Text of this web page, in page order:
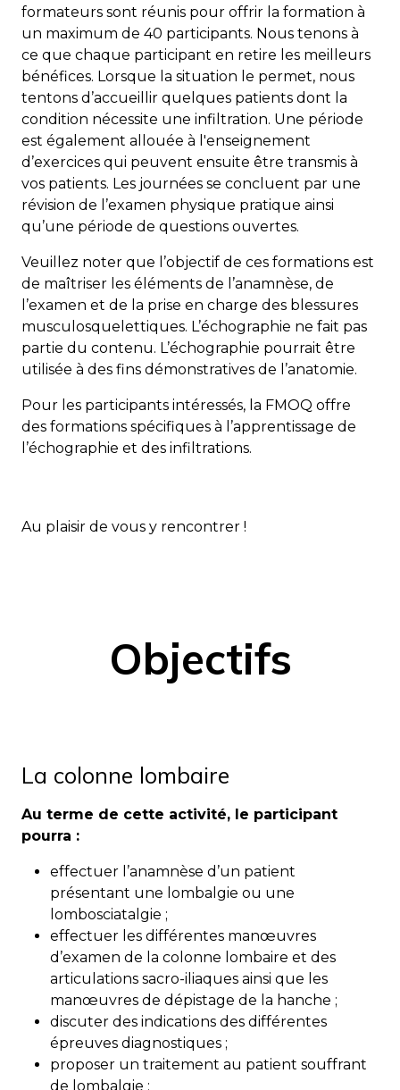
formateurs sont réunis pour offrir la formation à
un maximum de 40 participants. Nous tenons à
ce que chaque participant en retire les meilleurs
bénéfices. Lorsque la situation le permet, nous
tentons d’accueillir quelques patients dont la
condition nécessite une infiltration. Une période
est également allouée à l'enseignement
d’exercices qui peuvent ensuite être transmis à
vos patients. Les journées se concluent par une
révision de l’examen physique pratique ainsi
qu’une période de questions ouvertes.
Veuillez noter que l’objectif de ces formations est
de maîtriser les éléments de l’anamnèse, de
l’examen et de la prise en charge des blessures
musculosquelettiques. L’échographie ne fait pas
partie du contenu. L’échographie pourrait être
utilisée à des fins démonstratives de l’anatomie.
Pour les participants intéressés, la FMOQ offre
des formations spécifiques à l’apprentissage de
l’échographie et des infiltrations.
Au plaisir de vous y rencontrer !
Objectifs
La colonne lombaire
Au terme de cette activité, le participant
pourra :
effectuer l’anamnèse d’un patient
présentant une lombalgie ou une
lombosciatalgie ;
effectuer les différentes manœuvres
d’examen de la colonne lombaire et des
articulations sacro-iliaques ainsi que les
manœuvres de dépistage de la hanche ;
discuter des indications des différentes
épreuves diagnostiques ;
proposer un traitement au patient souffrant
de lombalgie ;